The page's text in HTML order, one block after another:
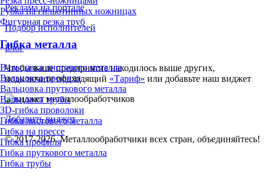
Рубка на гильотинных ножницах
Фигурная резка труб
Гибка металла
Вальцовка листового металла
Вальцовка профиля
Вальцовка пруткового металла
Вальцовка трубы
3D-гибка проволоки
Гибка листового металла
Гибка на прессе
Гибка профиля
Гибка пруткового металла
Гибка трубы
Реклама на портале
Подбор исполнителей
Блог
Чтобы ваше предприятие находилось выше других,
подключите подходящий «Тариф» или добавьте наш виджет
Добавить виджет
© 2017-2026. Металлообработчики всех стран, объединяйтесь!